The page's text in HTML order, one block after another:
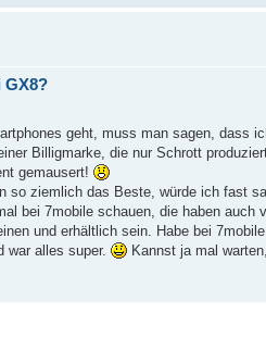
GX8?
geht, muss man sagen, dass
Billigmarke, die nur Schrott
gemausert!
so ziemlich das Beste, würde ich fast
bei 7mobile schauen, die haben auch
und erhältlich sein. Habe bei
war alles super.
Kannst ja mal